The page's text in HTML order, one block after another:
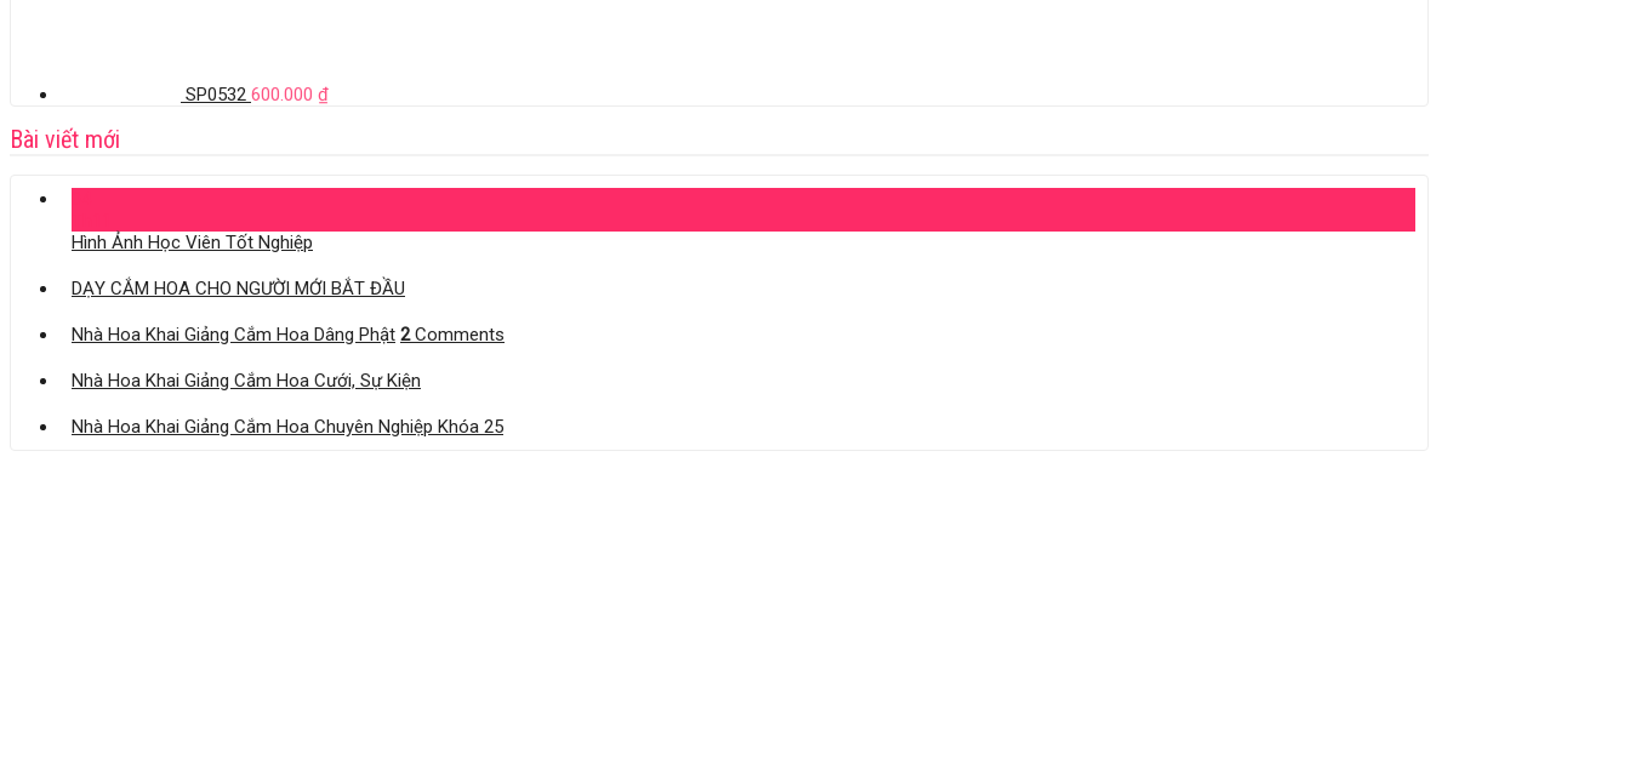
SP0532 600.000 ₫
Bài viết mới
Hình Ảnh Học Viên Tốt Nghiệp
DẠY CẮM HOA CHO NGƯỜI MỚI BẮT ĐẦU
Nhà Hoa Khai Giảng Cắm Hoa Dâng Phật 2Comments
Nhà Hoa Khai Giảng Cắm Hoa Cưới, Sự Kiện
Nhà Hoa Khai Giảng Cắm Hoa Chuyên Nghiệp Khóa 25